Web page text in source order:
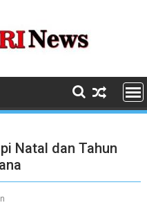
Natal dan Tahun